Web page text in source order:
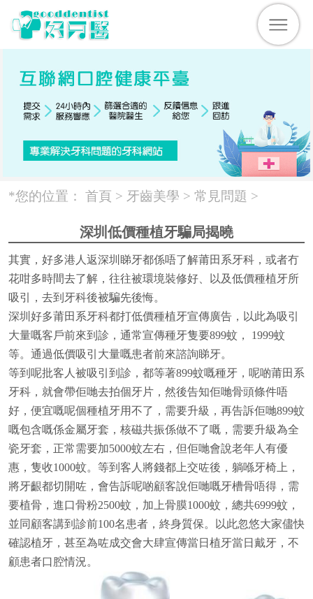
*您的位置： 首頁 > 牙齒美學 > 常見問題 >
深圳低價種植牙騙局揭曉
其實，好多港人返深圳睇牙都係唔了解莆田系牙科，或者冇
花咁多時間去了解，往往被環境裝修好、以及低價種植牙所
吸引，去到牙科後被騙先後悔。
深圳好多莆田系牙科都打低價種植牙宣傳廣告，以此為吸引
大量嘅客戶前來到診，通常宣傳種牙隻要899蚊， 1999蚊
等。通過低價吸引大量嘅患者前來諮詢睇牙。
等到呢批客人被吸引到診，都等著899蚊嘅種牙，呢啲莆田系
牙科，就會帶佢哋去拍個牙片，然後告知佢哋骨頭條件唔
好，便宜嘅呢個種植牙用不了，需要升級，再告訴佢哋899蚊
嘅包含嘅係金屬牙套，核磁共振係做不了嘅，需要升級為全
瓷牙套，正常需要加5000蚊左右，但佢哋會說老年人有優
惠，隻收1000蚊。等到客人將錢都上交咗後，躺喺牙椅上，
將牙齦都切開咗，會告訴呢啲顧客說佢哋嘅牙槽骨唔得，需
要植骨，進口骨粉2500蚊，加上骨膜1000蚊，總共6999蚊，
並同顧客講到診前100名患者，終身質保。以此忽悠大家儘快
確認植牙，甚至為咗成交會大肆宣傳當日植牙當日戴牙，不
顧患者口腔情況。